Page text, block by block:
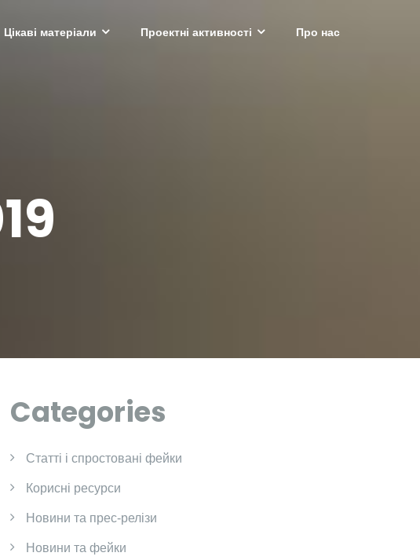
Цікаві матеріали Проектні активності Про нас
Categories
Cтатті і спростовані фейки
Корисні ресурси
Новини та прес-релізи
Новини та фейки